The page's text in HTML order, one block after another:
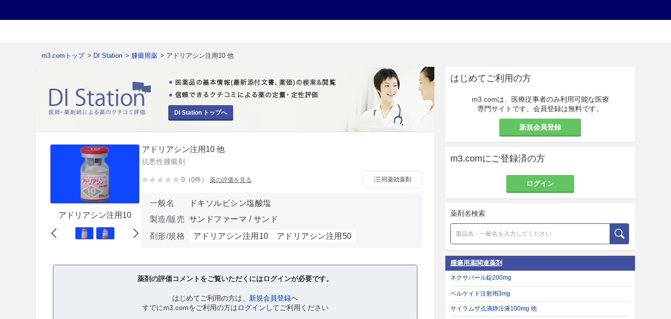
m3.comトップ > DI Station > 腫瘍用薬 > アドリアシン注用10 他
DI Station トップへ
アドリアシン注用10
アドリアシン注用10 他
抗悪性腫瘍剤
0（0件） 薬の評価を見る 同薬効薬剤
一般名
ドキソルビシン塩酸塩
製造/販売 サンドファーマ / サンド
剤形/規格
アドリアシン注用10 アドリアシン注用50
薬剤の評価コメントをご覧いただくにはログインが必要です。
はじめてご利用の方は、 新規会員登録へ
すでにm3.comをご利用の方はログイン してご利用ください
はじめてご利用の方
m3.comは、医療従事者のみ利用可能な医療
専門サイトです。会員登録は無料です。
新規会員登録
m3.comにご登録済の方
ログイン
薬剤名検索
腫瘍用薬関連薬剤
ネクサバール錠200mg
ベルケイド注射用3mg
サイラムザ点滴静注液100mg 他